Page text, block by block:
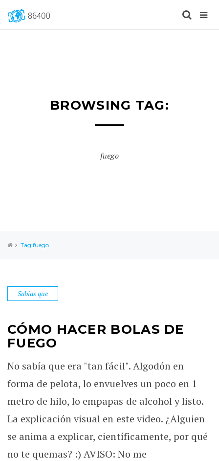
BROWSING TAG:
fuego
Tag:fuego
Sabías que
CÓMO HACER BOLAS DE
FUEGO
No sabía que era "tan fácil". Algodón en
forma de pelota, lo envuelves un poco en 1
metro de hilo, lo empapas de alcohol y listo.
La explicación visual en este video. ¿Alguien
se anima a explicar, científicamente, por qué
no te quemas? :) AVISO: No me